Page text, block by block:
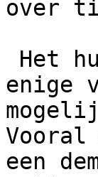
over
enige
een